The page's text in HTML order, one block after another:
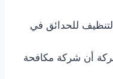
للحدائق في
أن شركة مكافحة